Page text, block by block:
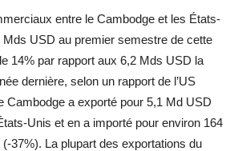
entre le Cambodge et les États-
Mds USD au premier semestre de cette
14% par rapport aux 6,2 Mds USD la
dernière, selon un rapport de l’US
Cambodge a exporté pour 5,1 Md USD
Unis et en a importé pour environ 164
37%). La plupart des exportations du